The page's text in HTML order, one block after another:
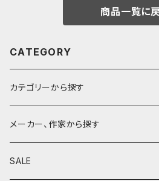
商品一覧に
CATEGORY
カテゴリーから探す
鉛筆
鉛筆補助軸
メーカー、作家から探す
590&Co.
SALE